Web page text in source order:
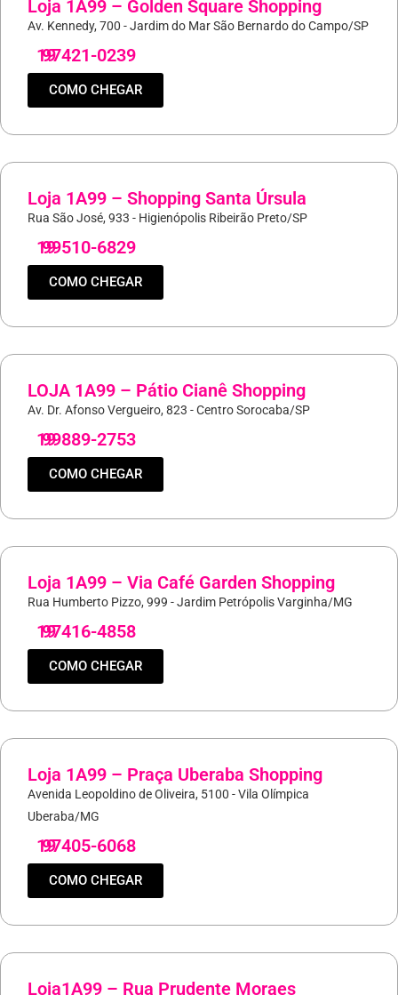
Loja 1A99 – Golden Square Shopping
Av. Kennedy, 700 - Jardim do Mar São Bernardo do Campo/SP
19
97421-0239
COMO CHEGAR
Loja 1A99 – Shopping Santa Úrsula
Rua São José, 933 - Higienópolis Ribeirão Preto/SP
19
99510-6829
COMO CHEGAR
LOJA 1A99 – Pátio Cianê Shopping
Av. Dr. Afonso Vergueiro, 823 - Centro Sorocaba/SP
19
99889-2753
COMO CHEGAR
Loja 1A99 – Via Café Garden Shopping
Rua Humberto Pizzo, 999 - Jardim Petrópolis Varginha/MG
19
97416-4858
COMO CHEGAR
Loja 1A99 – Praça Uberaba Shopping
Avenida Leopoldino de Oliveira, 5100 - Vila Olímpica
Uberaba/MG
19
97405-6068
COMO CHEGAR
Loja1A99 – Rua Prudente Moraes